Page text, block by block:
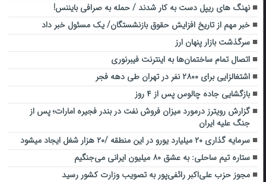
نهنگ های ریپل دست به کار شدند / حمله به صرافی بایننس!
خبر مهم از تاریخ افزایش حقوق بازنشستگان/ یک مسئول خبر داد
سرگذشت بازار پنهان ارز
اتصال تمام ساختمان‌ها به اینترنت فیبرنوری
اشتغالزایی برای ۲۸۰۰ نفر در تهران طی دهه فجر
بازگشایی جاده چالوس پس از ۴ روز
گزارش رویترز درمورد میزان فروش نفت در بندر فجیره امارات؛ پس از
جنگ علیه ایران
سرمایه گذاری ۲۰ میلیارد یورو در این منطقه /۲۰ هزار شغل ایجاد میشود
ستاره تیم ساحلی: به عشق ۸۰ میلیون ایرانی می‌جنگیم
مجوز حزب علی‌اکبر رائفی‌پور به تصویب وزارت کشور رسید